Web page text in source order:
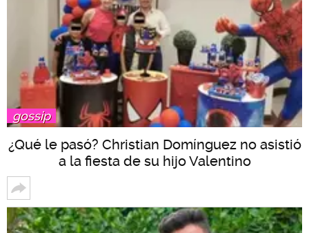
gossip
¿Qué le pasó? Christian Domínguez no asistió
a la fiesta de su hijo Valentino